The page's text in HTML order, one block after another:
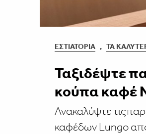
ΕΣΤΙΑΤΌΡΙΑ , ΤΑ
Ταξιδέψτε
κούπα καφέ
Ανακαλύψτε
καφέδων Lungo